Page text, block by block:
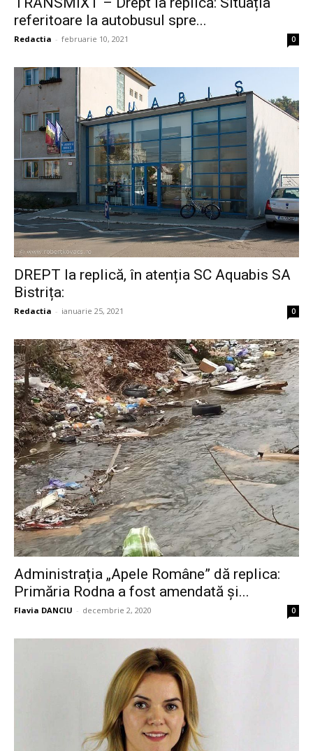
referitoare la autobusul spre...
Redactia - februarie 10, 2021 0
DREPT la replică, în atenția SC Aquabis SA
Bistrița:
Redactia - ianuarie 25, 2021 0
Administrația „Apele Române” dă replica:
Primăria Rodna a fost amendată și...
Flavia DANCIU - decembrie 2, 2020 0